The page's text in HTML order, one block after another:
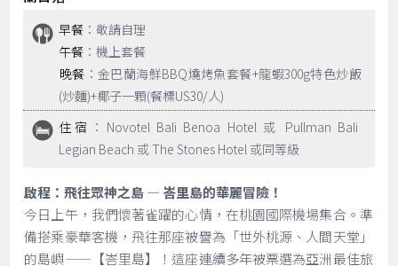
早餐 ：敬請自理
午餐 ：機上套餐
晚餐 ：金巴蘭海鮮BBQ燒烤魚套餐+龍蝦300g特色炒飯
(炒麵)+椰子一顆(餐標US30/人)
住宿 ：Novotel Bali Benoa Hotel 或 Pullman Bali
Legian Beach 或 The Stones Hotel 或同等級
啟程：飛往眾神之島 — 峇里島的華麗冒險！
今日上午，我們懷著雀躍的心情，在桃園國際機場集合。準
備搭乘豪華客機，飛往那座被譽為「世外桃源、人間天堂」
的島嶼——【峇里島】！這座連續多年被票選為亞洲最佳旅